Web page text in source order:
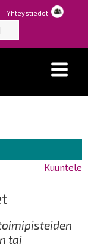
Yhteystiedot
Kuuntele
tai